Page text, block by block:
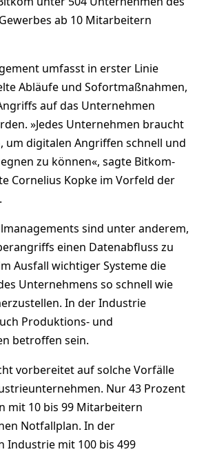
ab 10 Mitarbeitern
umfasst in erster Linie
Abläufe und Sofortmaßnahmen,
auf das Unternehmen
»Jedes Unternehmen braucht
um digitalen Angriffen schnell und
zu können«, sagte Bitkom-
Cornelius Kopke im Vorfeld der
sind unter anderem,
einen Datenabfluss zu
Ausfall wichtiger Systeme die
Unternehmens so schnell wie
In der Industrie
Produktions- und
betroffen sein.
vorbereitet auf solche Vorfälle
Nur 43 Prozent
mit 10 bis 99 Mitarbeitern
Notfallplan. In der
Industrie mit 100 bis 499